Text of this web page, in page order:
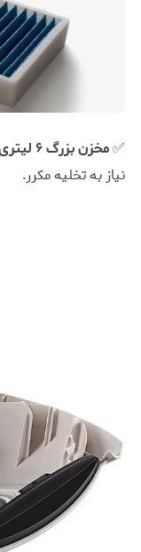
✅مخزن بزرگ ۶ لیتری
نیاز به تخلیه مکرر.